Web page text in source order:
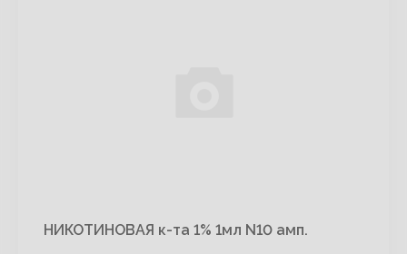
НИКОТИНОВАЯ к-та 1% 1мл N10 амп.